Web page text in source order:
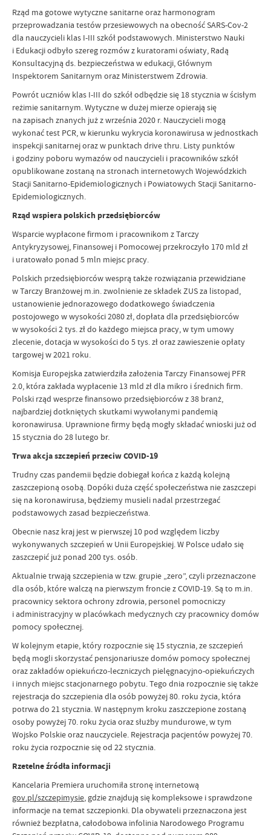
Rząd ma gotowe wytyczne sanitarne oraz harmonogram
przeprowadzania testów przesiewowych na obecność SARS-Cov-2
dla nauczycieli klas I-III szkół podstawowych. Ministerstwo Nauki
i Edukacji odbyło szereg rozmów z kuratorami oświaty, Radą
Konsultacyjną ds. bezpieczeństwa w edukacji, Głównym
Inspektorem Sanitarnym oraz Ministerstwem Zdrowia.
Powrót uczniów klas I-III do szkół odbędzie się 18 stycznia w ścisłym
reżimie sanitarnym. Wytyczne w dużej mierze opierają się
na zapisach znanych już z września 2020 r. Nauczycieli mogą
wykonać test PCR, w kierunku wykrycia koronawirusa w jednostkach
inspekcji sanitarnej oraz w punktach drive thru. Listy punktów
i godziny poboru wymazów od nauczycieli i pracowników szkół
opublikowane zostaną na stronach internetowych Wojewódzkich
Stacji Sanitarno-Epidemiologicznych i Powiatowych Stacji Sanitarno-
Epidemiologicznych.
Rząd wspiera polskich przedsiębiorców
Wsparcie wypłacone firmom i pracownikom z Tarczy
Antykryzysowej, Finansowej i Pomocowej przekroczyło 170 mld zł
i uratowało ponad 5 mln miejsc pracy.
Polskich przedsiębiorców wesprą także rozwiązania przewidziane
w Tarczy Branżowej m.in. zwolnienie ze składek ZUS za listopad,
ustanowienie jednorazowego dodatkowego świadczenia
postojowego w wysokości 2080 zł, dopłata dla przedsiębiorców
w wysokości 2 tys. zł do każdego miejsca pracy, w tym umowy
zlecenie, dotacja w wysokości do 5 tys. zł oraz zawieszenie opłaty
targowej w 2021 roku.
Komisja Europejska zatwierdziła założenia Tarczy Finansowej PFR
2.0, która zakłada wypłacenie 13 mld zł dla mikro i średnich firm.
Polski rząd wesprze finansowo przedsiębiorców z 38 branż,
najbardziej dotkniętych skutkami wywołanymi pandemią
koronawirusa. Uprawnione firmy będą mogły składać wnioski już od
15 stycznia do 28 lutego br.
Trwa akcja szczepień przeciw COVID-19
Trudny czas pandemii będzie dobiegał końca z każdą kolejną
zaszczepioną osobą. Dopóki duża część społeczeństwa nie zaszczepi
się na koronawirusa, będziemy musieli nadal przestrzegać
podstawowych zasad bezpieczeństwa.
Obecnie nasz kraj jest w pierwszej 10 pod względem liczby
wykonywanych szczepień w Unii Europejskiej. W Polsce udało się
zaszczepić już ponad 200 tys. osób.
Aktualnie trwają szczepienia w tzw. grupie „zero”, czyli przeznaczone
dla osób, które walczą na pierwszym froncie z COVID-19. Są to m.in.
pracownicy sektora ochrony zdrowia, personel pomocniczy
i administracyjny w placówkach medycznych czy pracownicy domów
pomocy społecznej.
W kolejnym etapie, który rozpocznie się 15 stycznia,ze szczepień
będą mogli skorzystać pensjonariusze domów pomocy społecznej
oraz zakładów opiekuńczo-leczniczych pielęgnacyjno-opiekuńczych
i innych miejsc stacjonarnego pobytu. Tego dnia rozpocznie się także
rejestracja do szczepienia dla osób powyżej 80. roku życia, która
potrwa do 21 stycznia. W następnym kroku zaszczepione zostaną
osoby powyżej 70. roku życia oraz służby mundurowe, w tym
Wojsko Polskie oraz nauczyciele. Rejestracja pacjentów powyżej 70.
roku życia rozpocznie się od 22 stycznia.
Rzetelne źródła informacji
Kancelaria Premiera uruchomiła stronę internetową
gov.pl/szczepimysie, gdzie znajdują się kompleksowe i sprawdzone
informacje na temat szczepionki. Dla obywateli przeznaczona jest
również bezpłatna, całodobowa infolinia Narodowego Programu